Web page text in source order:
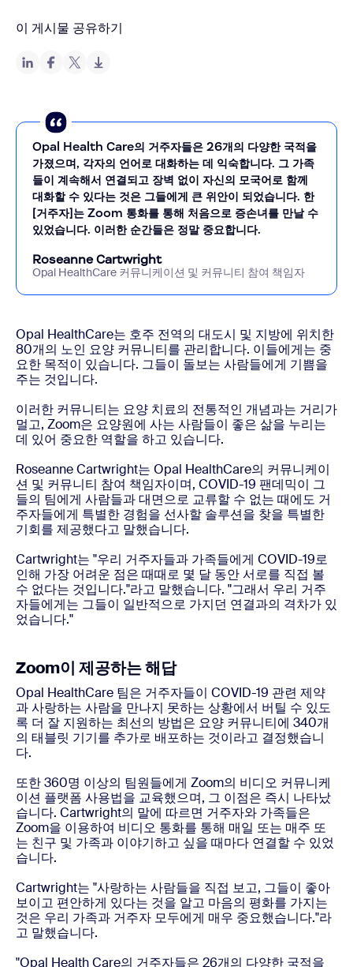
이 게시물 공유하기
Opal Health Care의 거주자들은 26개의 다양한 국적을
가졌으며, 각자의 언어로 대화하는 데 익숙합니다. 그 가족
들이 계속해서 연결되고 장벽 없이 자신의 모국어로 함께
대화할 수 있다는 것은 그들에게 큰 위안이 되었습니다. 한
[거주자]는 Zoom 통화를 통해 처음으로 증손녀를 만날 수
있었습니다. 이러한 순간들은 정말 중요합니다.
Roseanne Cartwright
Opal HealthCare 커뮤니케이션 및 커뮤니티 참여 책임자
Opal HealthCare는 호주 전역의 대도시 및 지방에 위치한
80개의 노인 요양 커뮤니티를 관리합니다. 이들에게는 중
요한 목적이 있습니다. 그들이 돌보는 사람들에게 기쁨을
주는 것입니다.
이러한 커뮤니티는 요양 치료의 전통적인 개념과는 거리가
멀고, Zoom은 요양원에 사는 사람들이 좋은 삶을 누리는
데 있어 중요한 역할을 하고 있습니다.
Roseanne Cartwright는 Opal HealthCare의 커뮤니케이
션 및 커뮤니티 참여 책임자이며, COVID-19 팬데믹이 그
들의 팀에게 사람들과 대면으로 교류할 수 없는 때에도 거
주자들에게 특별한 경험을 선사할 솔루션을 찾을 특별한
기회를 제공했다고 말했습니다.
Cartwright는 "우리 거주자들과 가족들에게 COVID-19로
인해 가장 어려운 점은 때때로 몇 달 동안 서로를 직접 볼
수 없다는 것입니다."라고 말했습니다. "그래서 우리 거주
자들에게는 그들이 일반적으로 가지던 연결과의 격차가 있
었습니다."
Zoom이 제공하는 해답
Opal HealthCare 팀은 거주자들이 COVID-19 관련 제약
과 사랑하는 사람을 만나지 못하는 상황에서 버틸 수 있도
록 더 잘 지원하는 최선의 방법은 요양 커뮤니티에 340개
의 태블릿 기기를 추가로 배포하는 것이라고 결정했습니
다.
또한 360명 이상의 팀원들에게 Zoom의 비디오 커뮤니케
이션 플랫폼 사용법을 교육했으며, 그 이점은 즉시 나타났
습니다. Cartwright의 말에 따르면 거주자와 가족들은
Zoom을 이용하여 비디오 통화를 통해 매일 또는 매주 또
는 친구 및 가족과 이야기하고 싶을 때마다 연결할 수 있었
습니다.
Cartwright는 "사랑하는 사람들을 직접 보고, 그들이 좋아
보이고 편안하게 있다는 것을 알고 마음의 평화를 가지는
것은 우리 가족과 거주자 모두에게 매우 중요했습니다."라
고 말했습니다.
"Opal Health Care의 거주자들은 26개의 다양한 국적을